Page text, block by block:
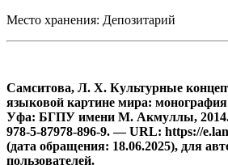
Место хранения: Депозитарий
Самситова, Л. Х. Культурные
языковой картине мира:
Уфа: БГПУ имени М. Акмуллы,
978-5-87978-896-9. — URL: https://
(дата обращения: 18.06.2025), для
пользователей.